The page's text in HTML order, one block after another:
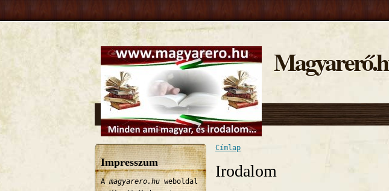
Impresszum
A magyarero.hu weboldal
Jelenlegi hely
Címlap
Irodalom